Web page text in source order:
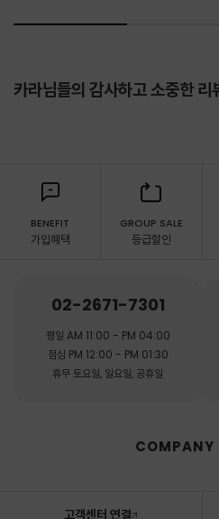
카라님들의 감사하고 소중한 리
BENEFIT
가입혜택
GROUP SALE
등급할인
02-2671-7301
평일 AM 11:00 - PM 04:00
점심 PM 12:00 - PM 01:30
휴무 토요일, 일요일, 공휴일
COMPANY
고객센터 연결